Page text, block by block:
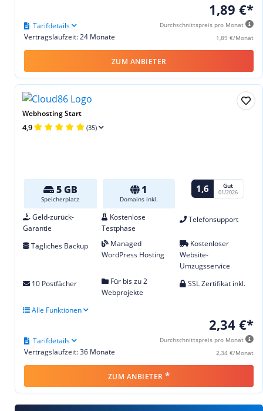
1,89 €*
Durchschnittspreis pro Monat
1,89 €/Monat
Vertragslaufzeit: 24 Monate
Tarifdetails
ZUM ANBIETER
Webhosting Start
4,9 (35)
5 GB
Speicherplatz
1
Domains inkl.
1,6 Gut
01/2026
Geld-zurück-
Garantie
Kostenlose
Testphase
Telefonsupport
Tägliches Backup
Managed
WordPress Hosting
Kostenloser
Website-
Umzugsservice
10 Postfächer
Für bis zu 2
Webprojekte
SSL Zertifikat inkl.
Alle Funktionen
2,34 €*
Durchschnittspreis pro Monat
2,34 €/Monat
Vertragslaufzeit: 36 Monate
Tarifdetails
ZUM ANBIETER *